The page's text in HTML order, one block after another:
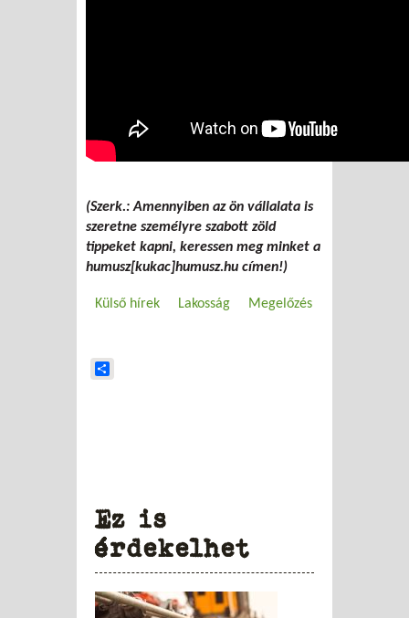
(Szerk.: Amennyiben az ön vállalata is
szeretne személyre szabott zöld
tippeket kapni, keressen meg minket a
humusz[kukac]humusz.hu címen!)
Külső hírek Lakosság Megelőzés
Ez is
érdekelhet